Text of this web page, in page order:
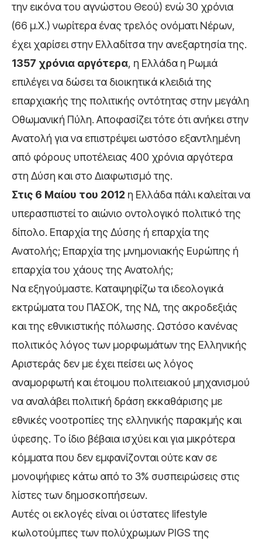
την εικόνα του αγνώστου Θεού) ενώ 30 χρόνια
(66 μ.Χ.) νωρίτερα ένας τρελός ονόματι Νέρων,
έχει χαρίσει στην Ελλαδίτσα την ανεξαρτησία της.
1357 χρόνια αργότερα, η Ελλάδα η Ρωμιά
επιλέγει να δώσει τα διοικητικά κλειδιά της
επαρχιακής της πολιτικής οντότητας στην μεγάλη
Οθωμανική Πύλη. Αποφασίζει τότε ότι ανήκει στην
Ανατολή για να επιστρέψει ωστόσο εξαντλημένη
από φόρους υποτέλειας 400 χρόνια αργότερα
στη Δύση και στο Διαφωτισμό της.
Στις 6 Μαίου του 2012 η Ελλάδα πάλι καλείται να
υπερασπιστεί το αιώνιο οντολογικό πολιτικό της
δίπολο. Επαρχία της Δύσης ή επαρχία της
Ανατολής; Επαρχία της μνημονιακής Ευρώπης ή
επαρχία του χάους της Ανατολής;
Να εξηγούμαστε. Καταψηφίζω τα ιδεολογικά
εκτρώματα του ΠΑΣΟΚ, της ΝΔ, της ακροδεξιάς
και της εθνικιστικής πόλωσης. Ωστόσο κανένας
πολιτικός λόγος των μορφωμάτων της Ελληνικής
Αριστεράς δεν με έχει πείσει ως λόγος
αναμορφωτή και έτοιμου πολιτειακού μηχανισμού
να αναλάβει πολιτική δράση εκκαθάρισης με
εθνικές νοοτροπίες της ελληνικής παρακμής και
ύφεσης. Το ίδιο βέβαια ισχύει και για μικρότερα
κόμματα που δεν εμφανίζονται ούτε καν σε
μονοψήφιες κάτω από το 3% συσπειρώσεις στις
λίστες των δημοσκοπήσεων.
Αυτές οι εκλογές είναι οι ύστατες lifestyle
κωλοτούμπες των πολύχρωμων PIGS της